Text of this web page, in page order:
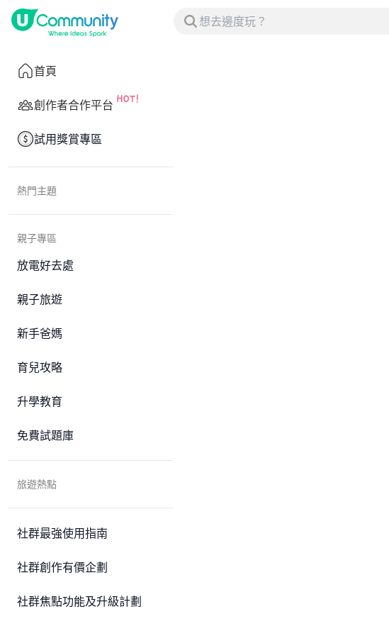
首頁
創作者合作平台
試用獎賞專區
熱門主題
親子專區
放電好去處
親子旅遊
新手爸媽
育兒攻略
升學教育
免費試題庫
旅遊熱點
社群最強使用指南
社群創作有價企劃
社群焦點功能及升級計劃